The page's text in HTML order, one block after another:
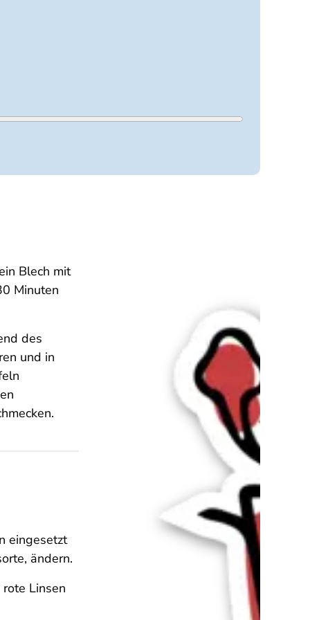
Blech mit
Minuten
des
und in
eingesetzt
ändern.
Linsen